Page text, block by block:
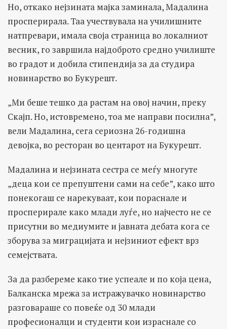
Но, откако нејзината мајка заминала, Мадалина
просперирала. Таа учествувала на училишните
натпревари, имала своја страница во локалниот
весник, го завршила најдоброто средно училиште
во градот и добила стипендија за да студира
новинарство во Букурешт.
„Ми беше тешко да растам на овој начин, преку
Скајп. Но, истовремено, тоа ме направи посилна”,
вели Мадалина, сега сериозна 26-годишна
девојка, во ресторан во центарот на Букурешт.
Мадалина и нејзината сестра се меѓу многуте
„деца кои се препуштени сами на себе”, како што
понекогаш се нарекуваат, кои пораснале и
просперирале како млади луѓе, но најчесто не се
присутни во медиумите и јавната дебата кога се
зборува за миграцијата и нејзиниот ефект врз
семејствата.
За да разбереме како тие успеале и по која цена,
Балканска мрежа за истражувачко новинарство
разговараше со повеќе од 30 млади
професионалци и студенти кои израснале со